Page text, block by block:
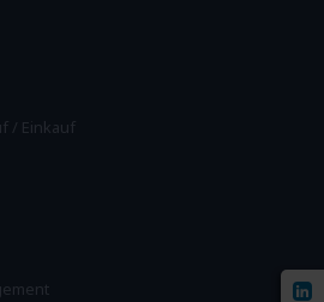
/ Einkauf